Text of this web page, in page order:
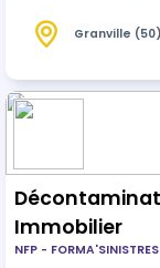
techniques
techniques
prestation de
sinistre i…
Granville (50)
Immobilier
NFP - FORMA'SINISTRES